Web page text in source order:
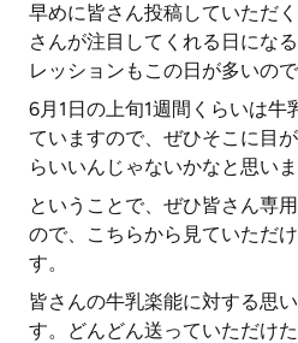
早めに皆さん投稿していただ
さんが注目してくれる日にな
レッションもこの日が多いので
6月1日の上旬1週間くらいは牛
ていますので、ぜひそこに目
らいいんじゃないかなと思いま
ということで、ぜひ皆さん専
ので、こちらから見ていただ
す。
皆さんの牛乳楽能に対する思
す。どんどん送っていただけ